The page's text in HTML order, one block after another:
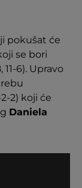
pokušat će
se bori
11-6). Upravo
2-2) koji će
Daniela